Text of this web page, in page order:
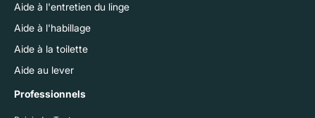
Aide à l'entretien du linge
Aide à l'habillage
Aide à la toilette
Aide au lever
Professionnels